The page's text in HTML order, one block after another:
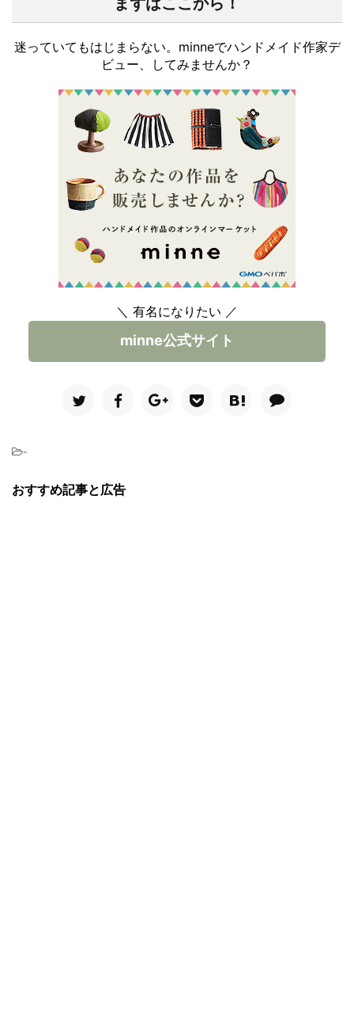
迷っていてもはじまらない。minneでハンドメイド作家デ
ビュー、してみませんか？
＼ 有名になりたい ／
minne公式サイト
-
おすすめ記事と広告